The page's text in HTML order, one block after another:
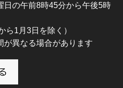
日の午前8時45分から午後5時
ら1月3日を除く）
異なる場合があります